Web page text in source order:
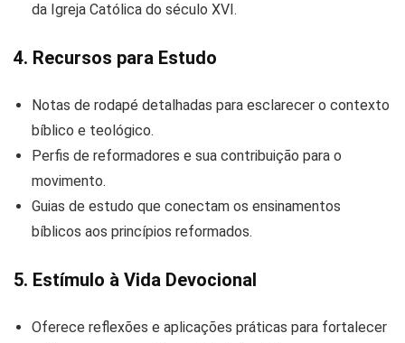
da Igreja Católica do século XVI.
4. Recursos para Estudo
Notas de rodapé detalhadas para esclarecer o contexto
bíblico e teológico.
Perfis de reformadores e sua contribuição para o
movimento.
Guias de estudo que conectam os ensinamentos
bíblicos aos princípios reformados.
5. Estímulo à Vida Devocional
Oferece reflexões e aplicações práticas para fortalecer